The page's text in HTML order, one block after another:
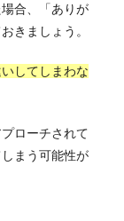
合、「ありが
きましょう。
してしまわな
ローチされて
まう可能性が